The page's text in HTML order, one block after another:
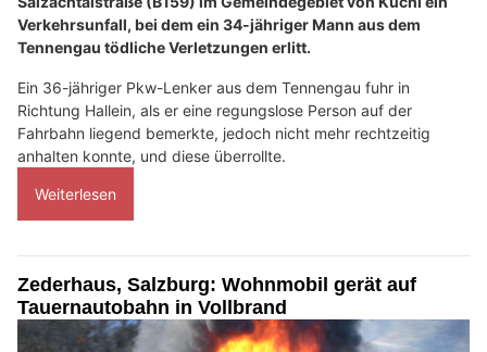
Verkehrsunfall, bei dem ein 34-jähriger Mann aus dem
Tennengau tödliche Verletzungen erlitt.
Ein 36-jähriger Pkw-Lenker aus dem Tennengau fuhr in
Richtung Hallein, als er eine regungslose Person auf der
Fahrbahn liegend bemerkte, jedoch nicht mehr rechtzeitig
anhalten konnte, und diese überrollte.
Weiterlesen
Zederhaus, Salzburg: Wohnmobil gerät auf
Tauernautobahn in Vollbrand